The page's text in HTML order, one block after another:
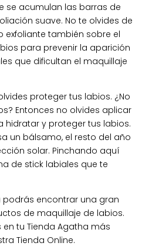
se acumulan las barras de
suave. No te olvides de
exfoliante también sobre el
para prevenir la aparición
que dificultan el maquillaje
proteger tus labios. ¿No
Entonces no olvides aplicar
hidratar y proteger tus labios.
un bálsamo, el resto del año
solar. Pinchando aquí
de stick labiales que te
podrás encontrar una gran
de maquillaje de labios.
tu Tienda Agatha más
Tienda Online.